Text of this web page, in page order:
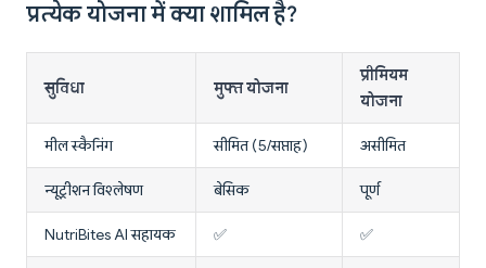
प्रत्येक योजना में क्या शामिल है?
सुविधा मुफ्त योजना
प्रीमियम
योजना
मील स्कैनिंग सीमित (5/सप्ताह) असीमित
न्यूट्रीशन विश्लेषण बेसिक पूर्ण
NutriBites AI सहायक ✅ ✅